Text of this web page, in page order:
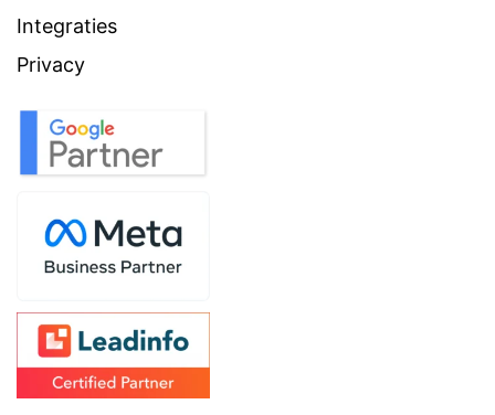
Integraties
Privacy